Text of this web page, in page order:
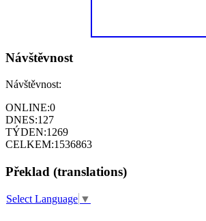
Návštěvnost
Návštěvnost:
ONLINE:0
DNES:127
TÝDEN:1269
CELKEM:1536863
Překlad (translations)
Select Language ▼